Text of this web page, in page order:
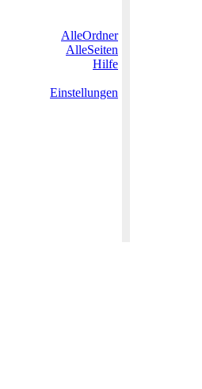
AlleOrdner
AlleSeiten
Hilfe
Einstellungen